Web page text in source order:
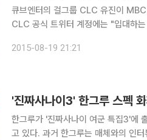
큐브엔터의 걸그룹 CLC 유진이 MBC 진
CLC 공식 트위터 계정에는 "입대하
사나이 여군특집3 촬영을 위해 길을
2015-08-19 21:21
'진짜사나이3' 한그루 스펙
한그루가 '진짜사나이 여군 특집3'에
고 있다. 과거 한그루는 매체와의 인터뷰에서 "언니 오빠들이 서울대와 고려대 출신"이라고 밝힌 바